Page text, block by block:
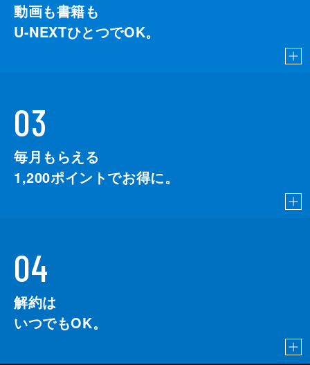
動画も書籍も
U-NEXTひとつでOK。
03
毎月もらえる
1,200ポイントでお得に。
04
解約は
いつでもOK。